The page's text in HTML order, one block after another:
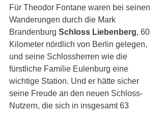
Für Theodor Fontane waren bei seinen
Wanderungen durch die Mark
Brandenburg Schloss Liebenberg, 60
Kilometer nördlich von Berlin gelegen,
und seine Schlossherren wie die
fürstliche Familie Eulenburg eine
wichtige Station. Und er hätte sicher
seine Freude an den neuen Schloss-
Nutzern, die sich in insgesamt 63